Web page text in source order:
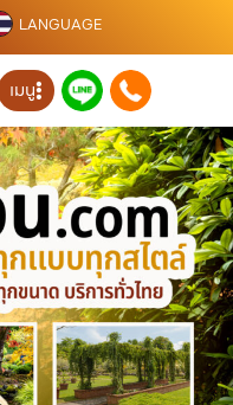
LANGUAGE
เมนู